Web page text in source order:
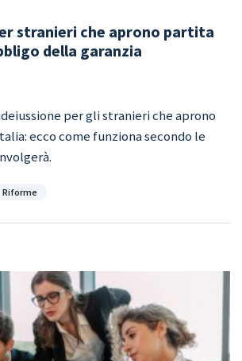
stranieri che aprono partita
della garanzia
per gli stranieri che aprono
ecco come funziona secondo le
Riforme